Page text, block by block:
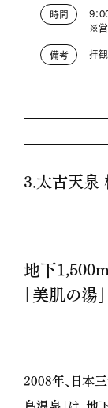
時間
9：
※営
備考 拝
3.太古天泉
地下
「美肌の湯」
2008年、日本